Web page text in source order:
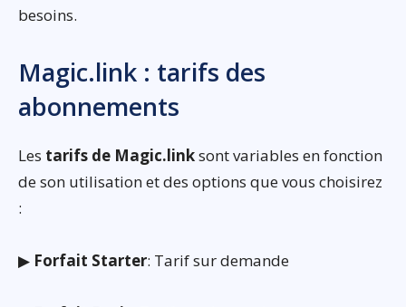
besoins.
Magic.link : tarifs des
abonnements
Les tarifs de Magic.linksont variables en fonction
de son utilisation et des options que vous choisirez
:
▶ Forfait Starter: Tarif sur demande